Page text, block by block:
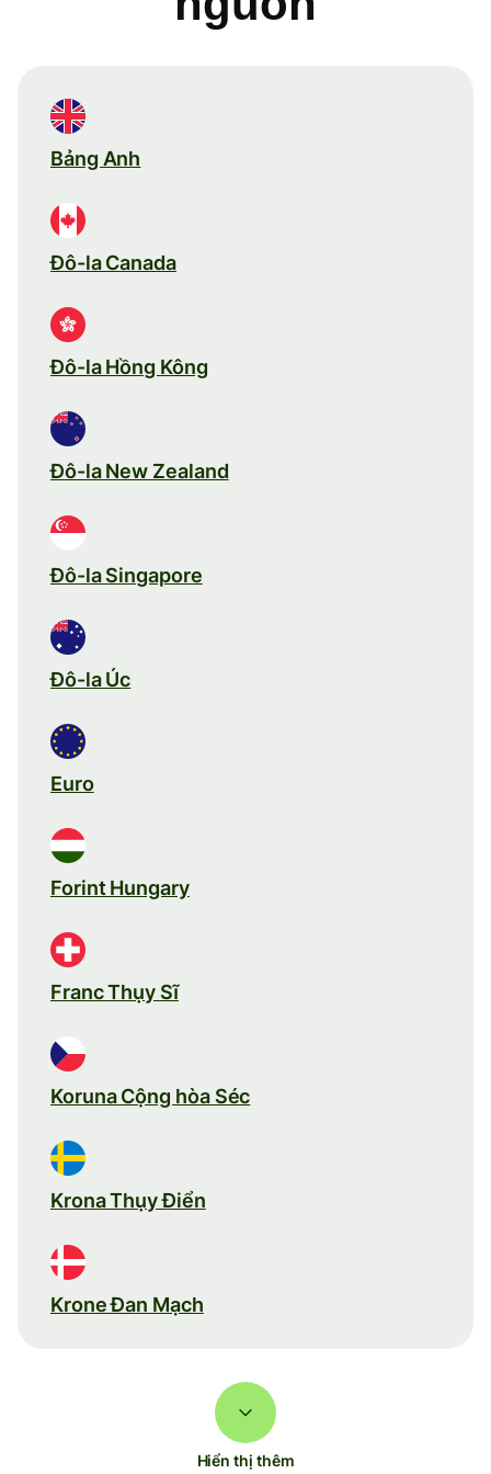
Bảng Anh
Đô-la Canada
Đô-la Hồng Kông
Đô-la New Zealand
Đô-la Singapore
Đô-la Úc
Euro
Forint Hungary
Franc Thụy Sĩ
Koruna Cộng hòa Séc
Krona Thụy Điển
Krone Đan Mạch
Hiển thị thêm